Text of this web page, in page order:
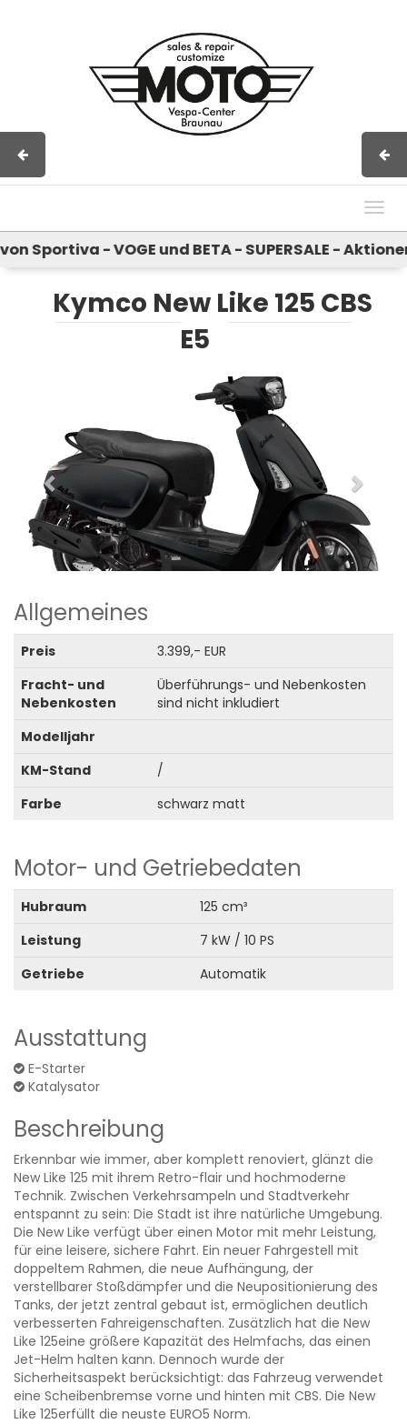
- VOGE und BETA - SUPERSALE -
Kymco New Like 125 CBS
E5
Allgemeines
Preis
3.399,- EUR
Fracht- und
Nebenkosten
Überführungs- und Nebenkosten
sind nicht inkludiert
Modelljahr
KM-Stand
/
Farbe
schwarz matt
Motor- und Getriebedaten
Hubraum
125 cm³
Leistung
7 kW / 10 PS
Getriebe
Automatik
Ausstattung
E-Starter
Katalysator
Beschreibung
Erkennbar wie immer, aber komplett renoviert, glänzt die
New Like 125 mit ihrem Retro-flair und hochmoderne
Technik. Zwischen Verkehrsampeln und Stadtverkehr
entspannt zu sein: Die Stadt ist ihre natürliche Umgebung.
Die New Like verfügt über einen Motor mit mehr Leistung,
für eine leisere, sichere Fahrt. Ein neuer Fahrgestell mit
doppeltem Rahmen, die neue Aufhängung, der
verstellbarer Stoßdämpfer und die Neupositionierung des
Tanks, der jetzt zentral gebaut ist, ermöglichen deutlich
verbesserten Fahreigenschaften. Zusätzlich hat die New
Like 125eine größere Kapazität des Helmfachs, das einen
Jet-Helm halten kann. Dennoch wurde der
Sicherheitsaspekt berücksichtigt: das Fahrzeug verwendet
eine Scheibenbremse vorne und hinten mit CBS. Die New
Like 125erfüllt die neuste EURO5 Norm.